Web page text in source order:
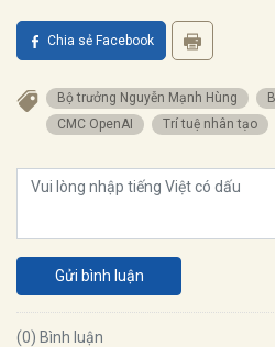
Chia sẻ Facebook
Bộ trưởng Nguyễn Mạnh Hùng
CMC OpenAI
Trí tuệ nhân tạo
Gửi bình luận
(0) Bình luận